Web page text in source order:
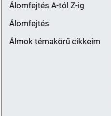
Álomfejtés A-tól Z-ig
Álomfejtés
Álmok témakörű cikkeim